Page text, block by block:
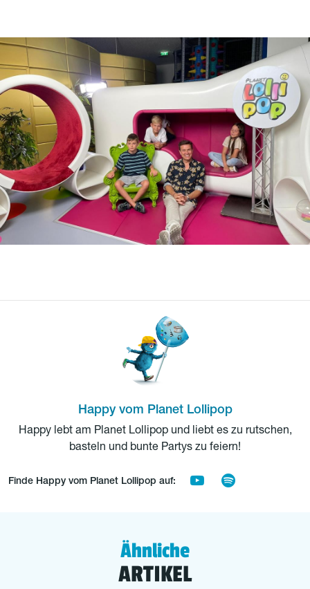
Happy vom Planet Lollipop
Happy lebt am Planet Lollipop und liebt es zu rutschen,
basteln und bunte Partys zu feiern!
Finde Happy vom Planet Lollipop auf:
Ähnliche
ARTIKEL